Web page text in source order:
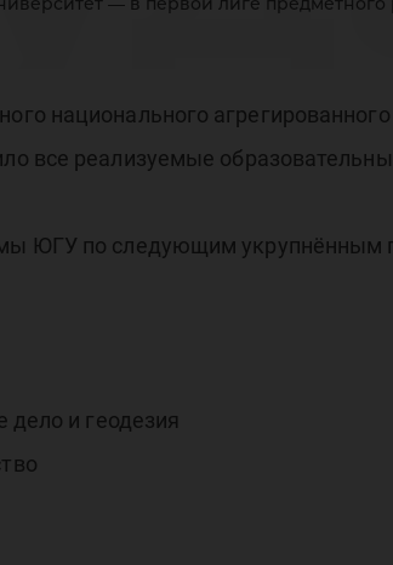
национального
все реализуемые
ЮГУ по следующим укрупнённым
дело и геодезия